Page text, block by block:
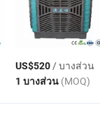
US$520/ บางส่วน
1 บางส่วน (MOQ)